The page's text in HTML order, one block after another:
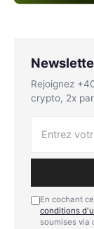
Rejoignez
crypto, 2x
En cochant
conditions
soumises via